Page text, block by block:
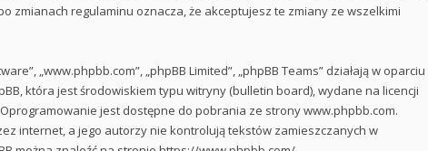
zmianach regulaminu oznacza, że akceptujesz te zmiany ze wszelkimi
„www.phpbb.com”, „phpBB Limited”, „phpBB Teams” działają w oparciu
która jest środowiskiem typu witryny (bulletin board), wydane na licencji
Oprogramowanie jest dostępne do pobrania ze stronywww.phpbb.com.
internet, a jego autorzy nie kontrolują tekstów zamieszczanych w